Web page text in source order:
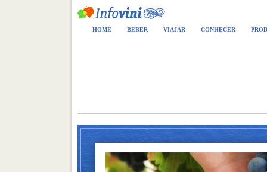
HOME BEBER VIAJAR CONHECER